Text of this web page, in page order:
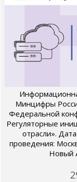
Минцифры
Федеральной
Регуляторные
отрасли».
проведения:
Новый